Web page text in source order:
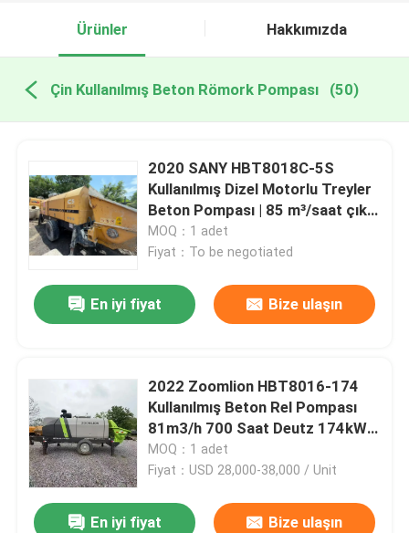
Ürünler Hakkımızda
Çin Kullanılmış Beton Römork Pompası (50)
2020 SANY HBT8018C-5S
Kullanılmış Dizel Motorlu Treyler
Beton Pompası | 85 m³/saat çıkış
| 180/2200 kW/devir motor
MOQ：1 adet
Fiyat：To be negotiated
En iyi fiyat Bize ulaşın
2022 Zoomlion HBT8016-174
Kullanılmış Beton Rel Pompası
81m3/h 700 Saat Deutz 174kW
CE ISO9001
MOQ：1 adet
Fiyat：USD 28,000-38,000 / Unit
En iyi fiyat Bize ulaşın